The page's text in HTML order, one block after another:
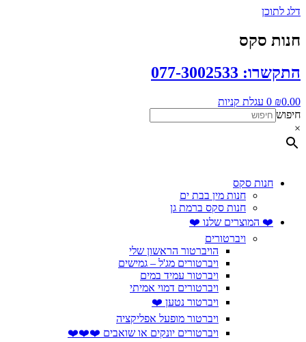
דלג לתוכן
חנות סקס
התקשרו: 077-3002533
₪0.00
0 עגלת קניות
חיפוש
×
חנות סקס
חנות מין בבת ים
חנות סקס ברמת גן
❤️ המוצרים שלנו ❤️
ויברטורים
הויברטור הראשון שלי
ויברטורים מג'ל – גמישים
ויברטור עמיד במים
ויברטורים דמוי אמיתי
ויברטור נטען ❤️
ויברטור מופעל אפליקציה
ויברטורים יונקים או שואבים ❤️❤️❤️